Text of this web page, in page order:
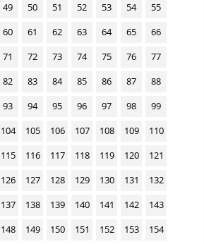
49 50 51 52 53 54
55
60 61 62 63 64 65
66
71 72 73 74 75 76
77
82 83 84 85 86 87
88
93 94 95 96 97 98
99
104 105 106 107 108 109
110
115 116 117 118 119 120
121
126 127 128 129 130 131
132
137 138 139 140 141 142
143
148 149 150 151 152 153
154